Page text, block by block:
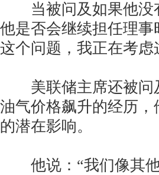
当被问及如果他没
他是否会继续担任理
这个问题，我正在考虑
美联储主席还被问
油气价格飙升的经历
的潜在影响。
他说：“我们像其他